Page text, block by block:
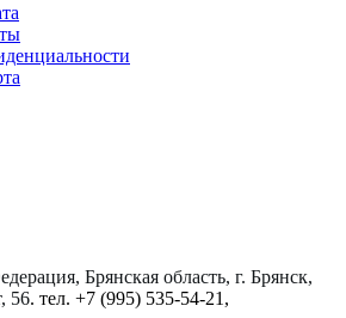
Брянская область, г. Брянск,
56. тел. +7 (995) 535-54-21,